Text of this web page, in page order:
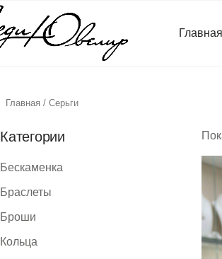
Главная
Главная / Серьги
Категории
Бескаменка
Браслеты
Броши
Кольца